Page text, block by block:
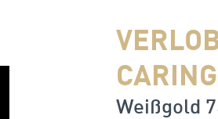
CARING
Weißgold